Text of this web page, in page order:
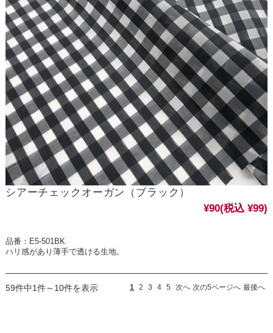
シアーチェックオーガン（ブラック）
¥90(税込 ¥99)
品番：E5-501BK
ハリ感があり薄手で透ける生地。
59件中1件～10件を表示 1 2 3 4 5 次へ 次の5ページへ 最後へ